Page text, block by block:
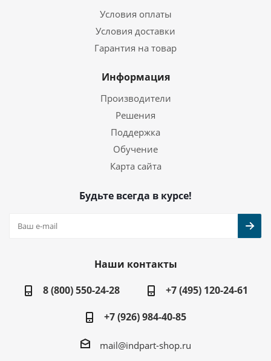
Условия оплаты
Условия доставки
Гарантия на товар
Информация
Производители
Решения
Поддержка
Обучение
Карта сайта
Будьте всегда в курсе!
Наши контакты
8 (800) 550-24-28
+7 (495) 120-24-61
+7 (926) 984-40-85
mail@indpart-shop.ru